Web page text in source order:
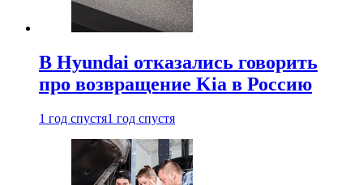
В Hyundai отказались говорить
про возвращение Kia в Россию
1 год спустя1 год спустя